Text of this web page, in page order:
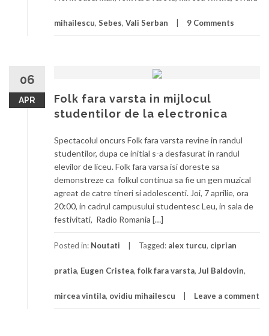
mihailescu, Sebes, Vali Serban 9 Comments
06
APR
Folk fara varsta in mijlocul
studentilor de la electronica
Spectacolul oncurs Folk fara varsta revine in randul
studentilor, dupa ce initial s-a desfasurat in randul
elevilor de liceu. Folk fara varsa isi doreste sa
demonstreze ca folkul continua sa fie un gen muzical
agreat de catre tineri si adolescenti. Joi, 7 aprilie, ora
20:00, in cadrul campusului studentesc Leu, in sala de
festivitati, Radio Romania […]
Posted in: Noutati Tagged: alex turcu, ciprian
pratia, Eugen Cristea, folk fara varsta, Jul Baldovin,
mircea vintila, ovidiu mihailescu Leave a comment